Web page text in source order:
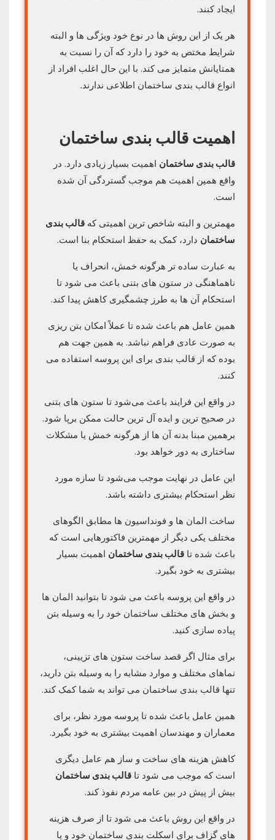
ایجاد کنند.
هر یک از این روش ها در نوع خود ویژگی ها و البته
شرایط مختص به خود را دارد که آن را نسبت به
همتایانش متمایز می کند. با این حال اغلب افراد از
انواع قالب بندی ساختمان اطلاعی ندارند.
اهمیت قالب بندی ساختمان
قالب بندی ساختمان اهمیت بسیار زیادی دارد. در
واقع همین اهمیت هم موجب گستردگی آن شده
است.
مهمترین و البته شاخص‌ ترین اهمیتی که قالب بندی
ساختمان دارد، کمک به حفظ استحکام بنا است.
به عبارت ساده‌ تر هرگونه خمش، انحراف یا
ناهماهنگی در ستون های بتنی باعث می شود تا
استحکام آن ها به طرز چشمگیری کاهش پیدا کند.
همین عامل هم باعث شده تا عملاً امکان بتن ریزی
به صورت عادی فراهم نباشد. به همین جهت هم
بوده که از قالب بندی برای این پروسه استفاده می
کنند.
در واقع این فرایند باعث می‌شود تا ستون های بتنی
در صحیح ترین و ایده آل ترین حالت ممکن برپا شود.
برهمین مبنا بدنه آن ها از هرگونه خمش یا مشکلات
ساختاری به دور خواهد بود.
این عامل در نهایت موجب می‌شود تا سازه مورد
نظر استحکام بیشتری داشته باشد.
ساخت المان ها و فونداسیون ها مطابق الگوهای
مختلف یکی دیگر از مهمترین فاکتورهایی است که
باعث شده تا قالب بندی ساختمان اهمیت بسیار
بیشتری به خود بگیرد.
در واقع این پروسه باعث می شود تا بتوانید المان ها
و بخش های مختلف ساختمان خود را به وسیله بتن
پیاده سازی کنید.
برای مثال اگر قصد ساخت ستون های تزیینی،
نماهای مختلف و موارد مشابه را به وسیله بتن دارید،
تنها قالب بندی ساختمان می تواند به شما کمک کند.
همین عامل باعث شده تا پروسه مورد نظر، برای
معماران و مهندسان اهمیت بیشتری به خود بگیرد.
کاهش هزینه های ساخت و ساز هم عامل دیگری
است که موجب می شود تا قالب بندی ساختمان
بیش از پیش در بین عامه مردم نفوذ کند.
در واقع این روش باعث می شود تا از صرف هزینه
های گزاف برای اسکلت بندی ساختمان خود و یا